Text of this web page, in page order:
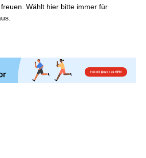
Wählt hier bitte immer für